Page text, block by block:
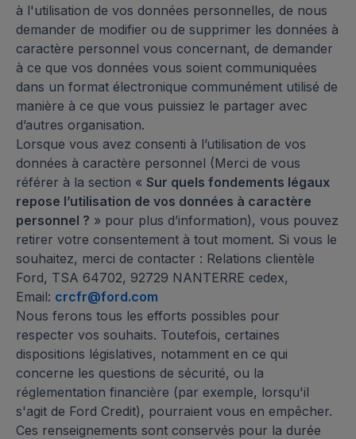
à l'utilisation de vos données personnelles, de nous
demander de modifier ou de supprimer les données à
caractère personnel vous concernant, de demander
à ce que vos données vous soient communiquées
dans un format électronique communément utilisé de
manière à ce que vous puissiez le partager avec
d’autres organisation.
Lorsque vous avez consenti à l’utilisation de vos
données à caractère personnel (Merci de vous
référer à la section « Sur quels fondements légaux
repose l’utilisation de vos données à caractère
personnel ? » pour plus d’information), vous pouvez
retirer votre consentement à tout moment. Si vous le
souhaitez, merci de contacter : Relations clientèle
Ford, TSA 64702, 92729 NANTERRE cedex,
Email: crcfr@ford.com
Nous ferons tous les efforts possibles pour
respecter vos souhaits. Toutefois, certaines
dispositions législatives, notamment en ce qui
concerne les questions de sécurité, ou la
réglementation financière (par exemple, lorsqu'il
s'agit de Ford Credit), pourraient vous en empêcher.
Ces renseignements sont conservés pour la durée